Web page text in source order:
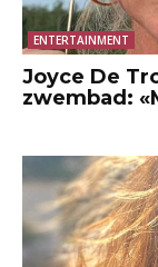
ENTERTAINMENT
Joyce De
zwembad: